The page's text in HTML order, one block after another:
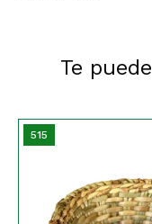
Te
515